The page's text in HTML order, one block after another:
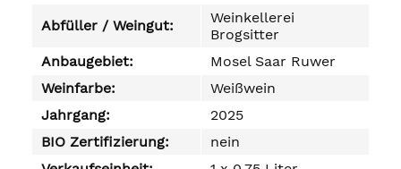
Abfüller / Weingut:
Weinkellerei
Brogsitter
Anbaugebiet:
Mosel Saar Ruwer
Weinfarbe:
Weißwein
Jahrgang:
2025
BIO Zertifizierung:
nein